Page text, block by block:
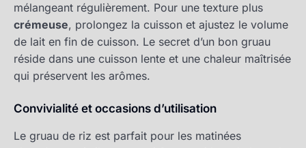
mélangeant régulièrement. Pour une texture plus
crémeuse, prolongez la cuisson et ajustez le volume
de lait en fin de cuisson. Le secret d’un bon gruau
réside dans une cuisson lente et une chaleur maîtrisée
qui préservent les arômes.
Convivialité et occasions d’utilisation
Le gruau de riz est parfait pour les matinées